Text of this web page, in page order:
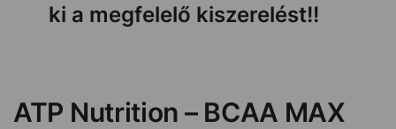
ki a megfelelő kiszerelést!!
ATP Nutrition – BCAA MAX